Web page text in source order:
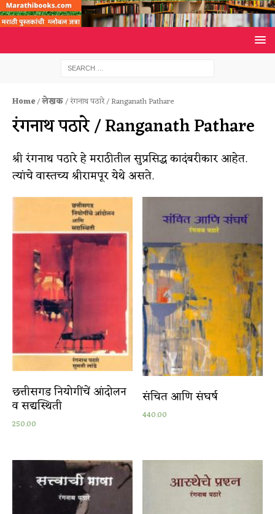
Home/लेखक/ रंगनाथ पठारे / Ranganath Pathare
रंगनाथ पठारे / Ranganath Pathare
श्री रंगनाथ पठारे हे मराठीतील सुप्रसिद्ध कादंबरीकार आहेत.
त्यांचे वास्तच्य श्रीरामपूर येथे असते.
छत्तीसगड नियोगींचें आंदोलन
व सद्यस्थिती
250.00
संचित आणि संघर्ष
440.00